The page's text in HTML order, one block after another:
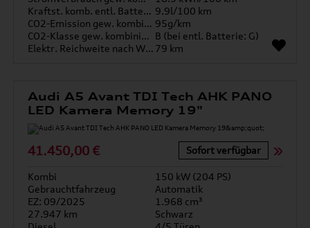
Kraftst. komb. entl. Batterie 9.9l/100 km
CO2-Emission gew. kombiniert 95g/km
CO2-Klasse gew. kombiniert B (bei entl. Batterie: G)
Elektr. Reichweite nach WLTP* 79 km
Audi A5 Avant TDI Tech AHK PANO
LED Kamera Memory 19"
41.450,00 € Sofort verfügbar
Kombi
150 kW (204 PS)
Gebrauchtfahrzeug
Automatik
EZ: 09/2025
1.968 cm³
27.947 km
Schwarz